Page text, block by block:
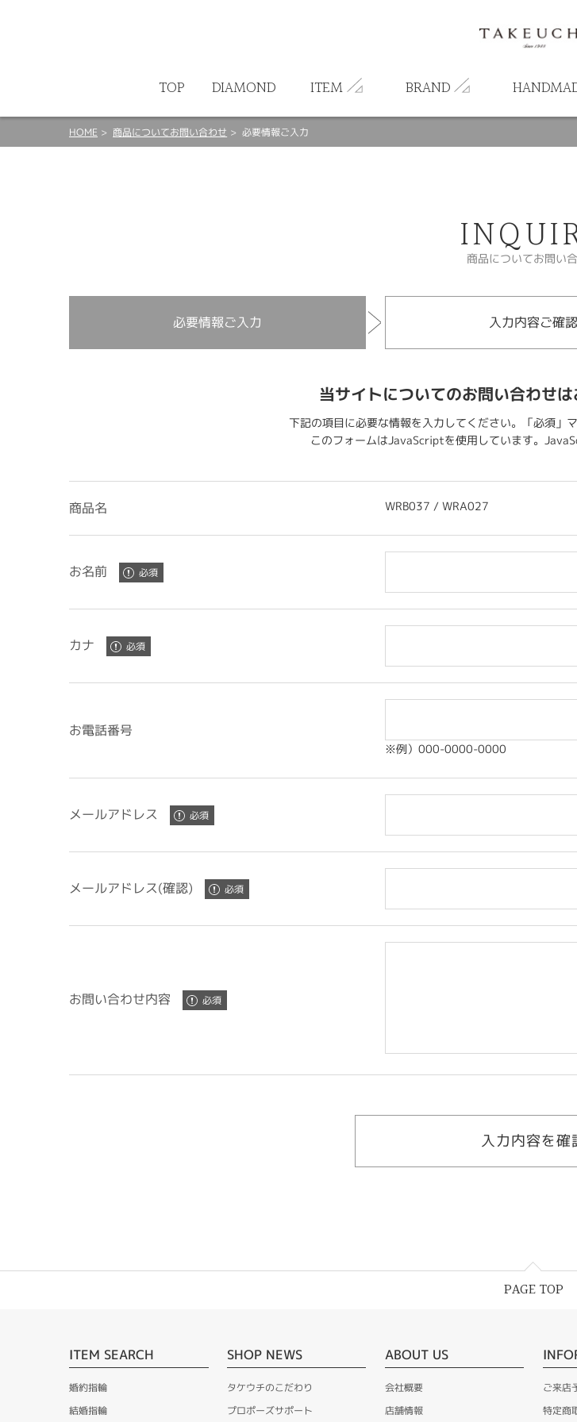
TOP DIAMOND ITEM BRAND
HOME 商品についてお問い合わせ 必要情報ご入力
商品についてお問い
必要情報ご入力 入力内容ご確認
当サイトについてのお問い合わせ
下記の項目に必要な情報を入力してください。「必須」
このフォームはJavaScriptを使用しています。
商品名 WRB037 / WRA027
お名前
カナ
お電話番号
※例）000-0000-0000
メールアドレス
メールアドレス(確認)
お問い合わせ内容
PAGE TOP
ITEM SEARCH
婚約指輪
結婚指輪
SHOP NEWS
タケウチのこだわり
プロポーズサポート
ABOUT US
会社概要
店舗情報
ご来店
特定商